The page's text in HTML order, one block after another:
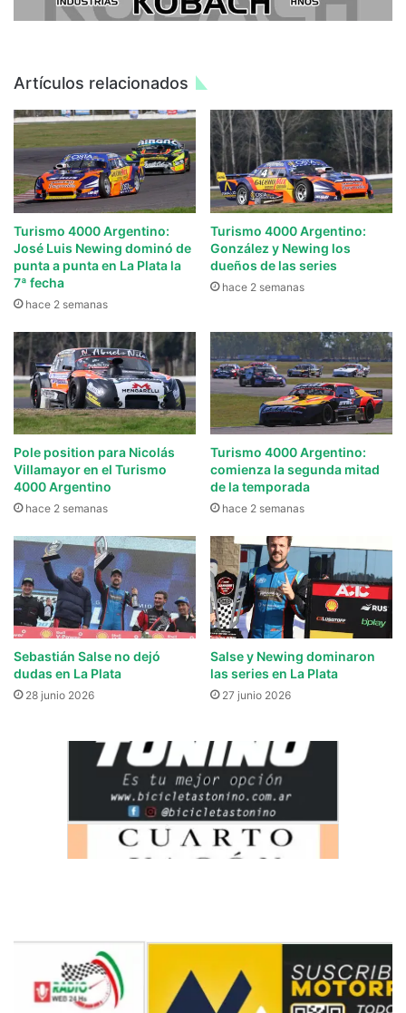
Artículos relacionados
Turismo 4000 Argentino:
José Luis Newing dominó de
punta a punta en La Plata la
7ª fecha
hace 2 semanas
Turismo 4000 Argentino:
González y Newing los
dueños de las series
hace 2 semanas
Pole position para Nicolás
Villamayor en el Turismo
4000 Argentino
hace 2 semanas
Turismo 4000 Argentino:
comienza la segunda mitad
de la temporada
hace 2 semanas
Sebastián Salse no dejó
dudas en La Plata
28 junio 2026
Salse y Newing dominaron
las series en La Plata
27 junio 2026